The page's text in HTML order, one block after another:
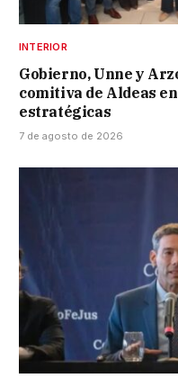
INTERIOR
Gobierno, Unne y
comitiva de Aldeas
estratégicas
7 de agosto de 2026